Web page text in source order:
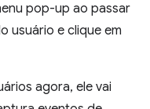
pop-up ao passar
usuário e clique em
agora, ele vai